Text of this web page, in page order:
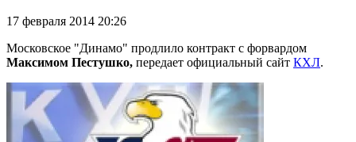
17 февраля 2014 20:26
Московское "Динамо" продлило контракт с форвардом
Максимом Пестушко, передает официальный сайт КХЛ.